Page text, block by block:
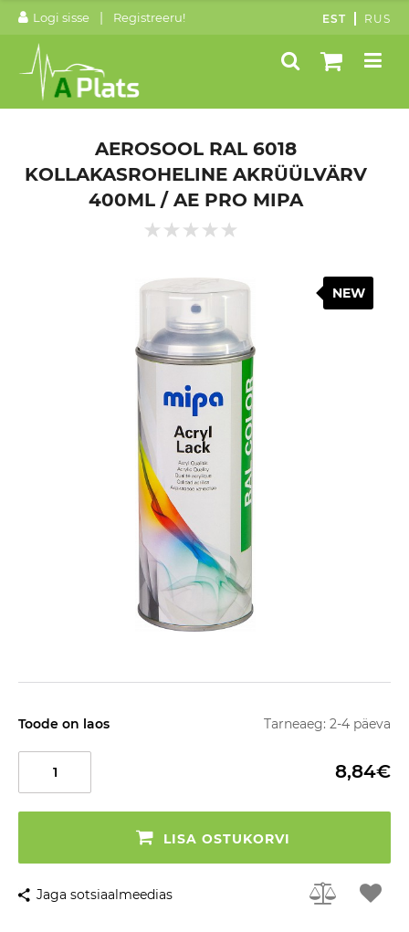
Logi sisse | Registreeru! EST RUS
AEROSOOL RAL 6018
KOLLAKASROHELINE AKRÜÜLVÄRV
400ML / AE PRO MIPA
NEW
Toode on laos Tarneaeg: 2-4 päeva
8,84€
LISA OSTUKORVI
Jaga sotsiaalmeedias